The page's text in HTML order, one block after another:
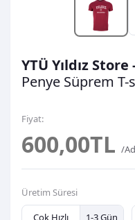
YTÜ Yıldız
Penye Süprem T-
Fiyat:
600,00TL /
Üretim Süresi
Çok Hızlı
1-3 Gün